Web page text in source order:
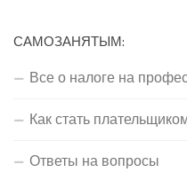
САМОЗАНЯТЫМ:
Все о налоге на
Как стать
Ответы на вопросы